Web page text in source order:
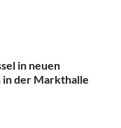
in neuen
in der Markthalle